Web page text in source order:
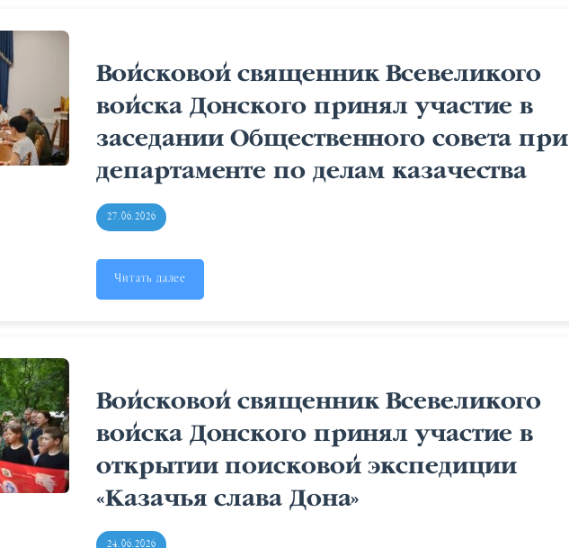
Войсковой священник Всевеликого
войска Донского принял участие в
заседании Общественного совета при
департаменте по делам казачества
27.06.2026
Читать далее
Войсковой священник Всевеликого
войска Донского принял участие в
открытии поисковой экспедиции
«Казачья слава Дона»
24.06.2026